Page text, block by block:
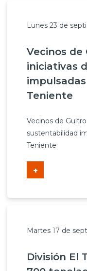
Lunes 23 de
Vecinos
iniciativas
Teniente
Vecinos de
sustentabilidad
Teniente
+
Martes 17 de
División El